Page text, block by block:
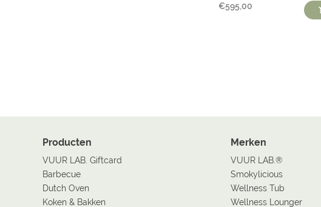
€595,00
Producten
VUUR LAB. Giftcard
Barbecue
Dutch Oven
Koken & Bakken
Merken
VUUR LAB.®
Smokylicious
Wellness Tub
Wellness Lounger